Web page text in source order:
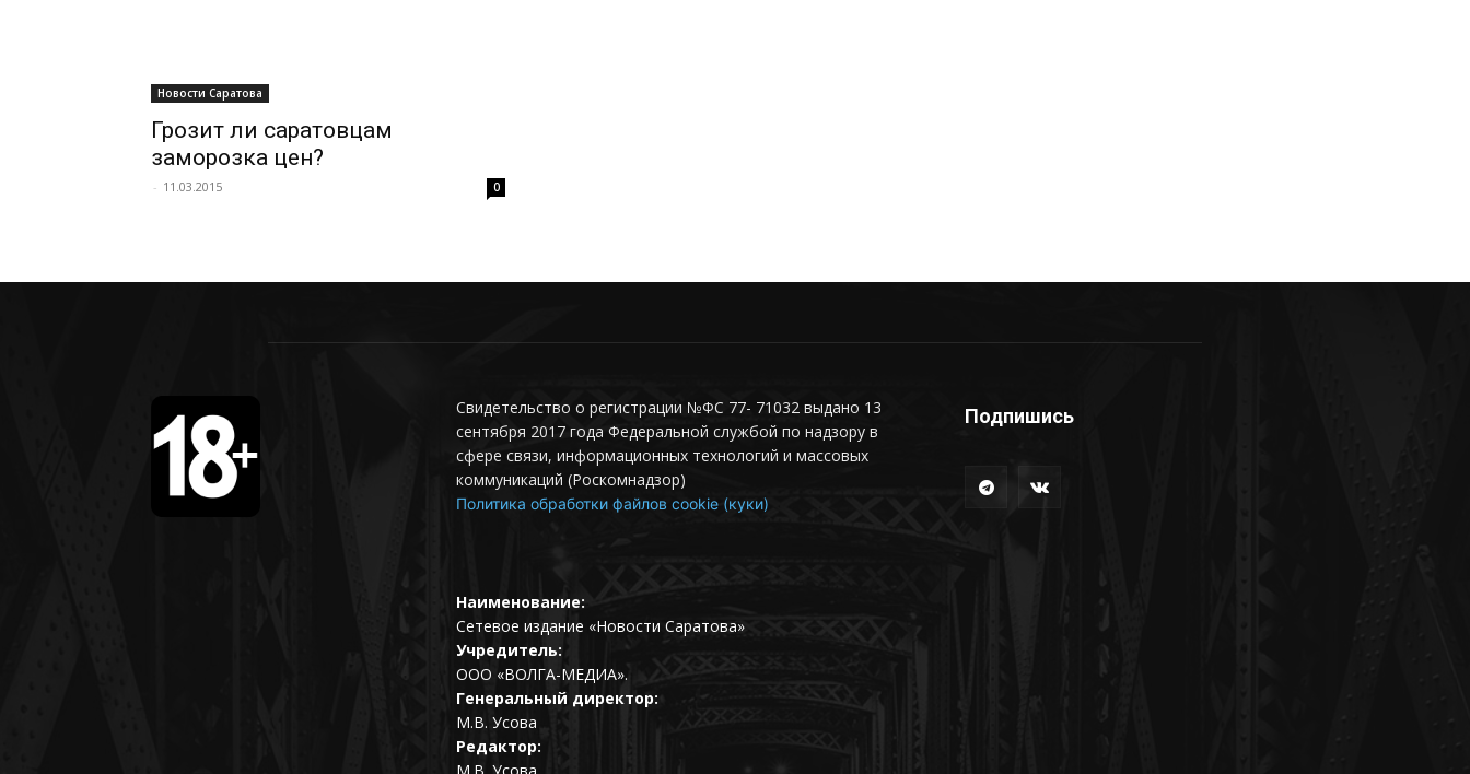
Новости Саратова
Грозит ли саратовцам
заморозка цен?
- 11.03.2015 0
Свидетельство о регистрации №ФС 77- 71032 выдано 13
сентября 2017 года Федеральной службой по надзору в
сфере связи, информационных технологий и массовых
коммуникаций (Роскомнадзор)
Политика обработки файлов cookie (куки)
Наименование:
Сетевое издание «Новости Саратова»
Учредитель:
ООО «ВОЛГА-МЕДИА».
Генеральный директор:
М.В. Усова
Редактор:
Подпишись